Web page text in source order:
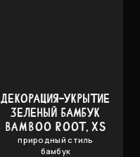
ДЕКОРАЦИЯ-УКРЫТИЕ
ЗЕЛЕНЫЙ БАМБУК
BAMBOO ROOT, XS
природный стиль
бамбук